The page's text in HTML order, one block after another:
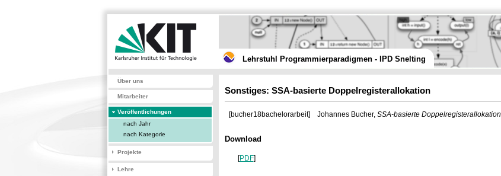
Lehrstuhl Programmierparadigmen - IPD Snelting
Über uns
Mitarbeiter
Veröffentlichungen
nach Jahr
nach Kategorie
Projekte
Lehre
Sonstiges: SSA-basierte Doppelregisterallokation
[bucher18bachelorarbeit] Johannes Bucher, SSA-basierte Doppelregisterallokation
Download
[PDF]